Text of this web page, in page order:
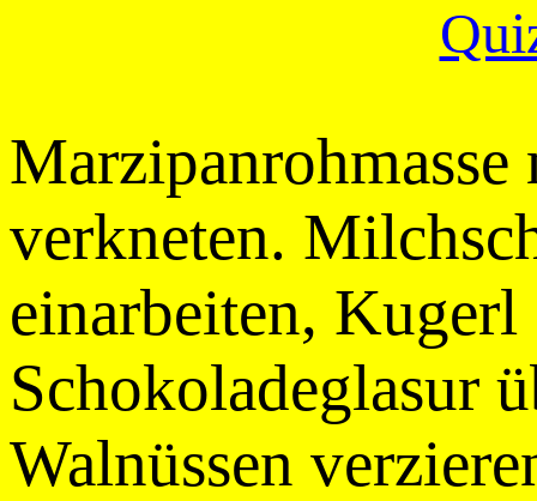
verkneten.
einarbeiten,
Schokoladeglasur
Walnüssen